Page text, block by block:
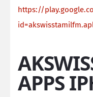
https://
APPS